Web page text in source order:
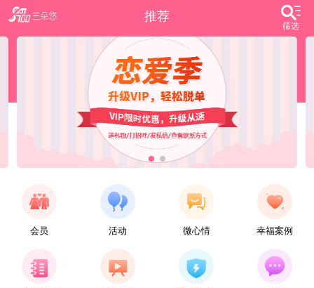
推荐
筛选
会员 活动 微心情 幸福案例